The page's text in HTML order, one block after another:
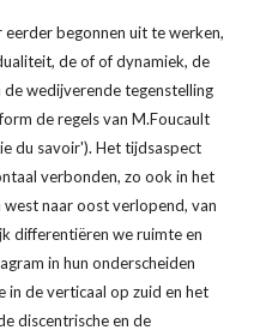
begonnen uit te werken,
de of of dynamiek, de
wedijverende tegenstelling
de regels van M.Foucault
du savoir'). Het tijdsaspect
verbonden, zo ook in het
naar oost verlopend, van
differentiëren we ruimte en
in hun onderscheiden
in de verticaal op zuid en het
discentrische en de